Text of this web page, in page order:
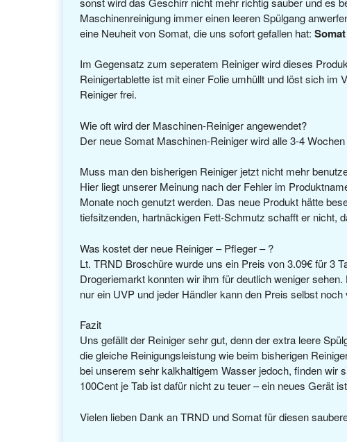
Maschinenreinigung immer einen leeren Spülgang
eine Neuheit von Somat, die uns sofort gefallen hat:
Im Gegensatz zum seperatem Reiniger wird dieses
Reinigertablette ist mit einer Folie umhüllt und löst sich im
Reiniger frei.
Wie oft wird der Maschinen-Reiniger angewendet?
Der neue Somat Maschinen-Reiniger wird alle 3-4
Muss man den bisherigen Reiniger jetzt nicht mehr
Hier liegt unserer Meinung nach der Fehler im
Monate noch genutzt werden. Das neue Produkt hätte
tiefsitzenden, hartnäckigen Fett-Schmutz schafft er nicht,
Was kostet der neue Reiniger – Pfleger – ?
Lt. TRND Broschüre wurde uns ein Preis von 3.09€ für 3
Drogeriemarkt konnten wir ihm für deutlich weniger
nur ein UVP und jeder Händler kann den Preis selbst noch
Fazit
Uns gefällt der Reiniger sehr gut, denn der extra leere
die gleiche Reinigungsleistung wie beim bisherigen
bei unserem sehr kalkhaltigem Wasser jedoch, finden wir
100Cent je Tab ist dafür nicht zu teuer – ein neues Gerät
Vielen lieben Dank an TRND und Somat für diesen